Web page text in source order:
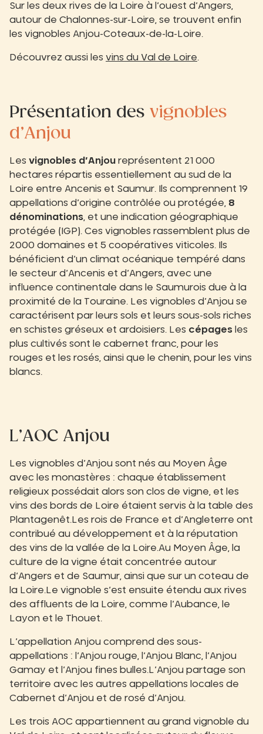
Sur les deux rives de la Loire à l’ouest d’Angers,
autour de Chalonnes-sur-Loire, se trouvent enfin
les vignobles Anjou-Coteaux-de-la-Loire.
Découvrez aussi les vins du Val de Loire.
Présentation des vignobles
d’Anjou
Les vignobles d’Anjou représentent 21 000
hectares répartis essentiellement au sud de la
Loire entre Ancenis et Saumur. Ils comprennent 19
appellations d’origine contrôlée ou protégée, 8
dénominations , et une indication géographique
protégée (IGP). Ces vignobles rassemblent plus de
2000 domaines et 5 coopératives viticoles. Ils
bénéficient d’un climat océanique tempéré dans
le secteur d’Ancenis et d’Angers, avec une
influence continentale dans le Saumurois due à la
proximité de la Touraine. Les vignobles d’Anjou se
caractérisent par leurs sols et leurs sous-sols riches
en schistes gréseux et ardoisiers. Les cépages les
plus cultivés sont le cabernet franc, pour les
rouges et les rosés, ainsi que le chenin, pour les vins
blancs.
L’AOC Anjou
Les vignobles d’Anjou sont nés au Moyen Âge
avec les monastères : chaque établissement
religieux possédait alors son clos de vigne, et les
vins des bords de Loire étaient servis à la table des
Plantagenêt.Les rois de France et d’Angleterre ont
contribué au développement et à la réputation
des vins de la vallée de la Loire.Au Moyen Âge, la
culture de la vigne était concentrée autour
d’Angers et de Saumur, ainsi que sur un coteau de
la Loire.Le vignoble s’est ensuite étendu aux rives
des affluents de la Loire, comme l’Aubance, le
Layon et le Thouet.
L’appellation Anjou comprend des sous-
appellations : l’Anjou rouge, l’Anjou Blanc, l’Anjou
Gamay et l’Anjou fines bulles.L’Anjou partage son
territoire avec les autres appellations locales de
Cabernet d’Anjou et de rosé d’Anjou.
Les trois AOC appartiennent au grand vignoble du